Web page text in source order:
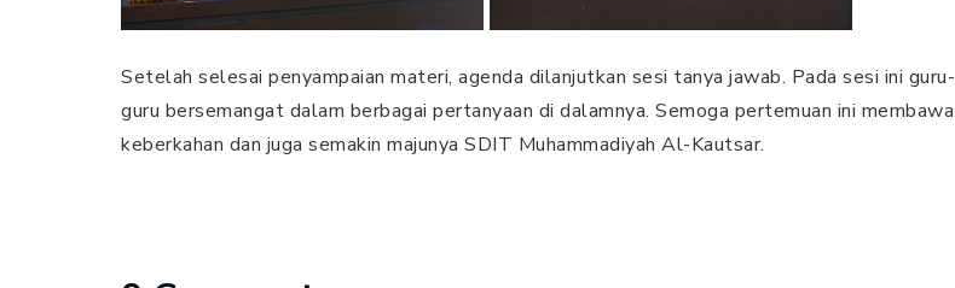
Setelah selesai penyampaian materi, agenda dilanjutkan sesi tanya jawab. Pada sesi ini guru-
guru bersemangat dalam berbagai pertanyaan di dalamnya. Semoga pertemuan ini membawa
keberkahan dan juga semakin majunya SDIT Muhammadiyah Al-Kautsar.